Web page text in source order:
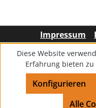
Impressum
Diese Website
Erfahrung bieten zu
Konfigurieren
Alle